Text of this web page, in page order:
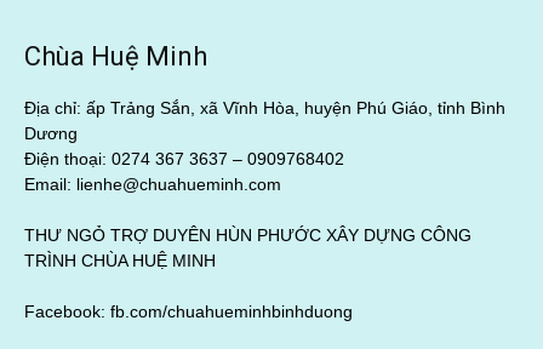
Chùa Huệ Minh
Địa chỉ: ấp Trảng Sắn, xã Vĩnh Hòa, huyện Phú Giáo, tỉnh Bình
Dương
Điện thoại: 0274 367 3637 – 0909768402
Email: lienhe@chuahueminh.com
THƯ NGỎ TRỢ DUYÊN HÙN PHƯỚC XÂY DỰNG CÔNG
TRÌNH CHÙA HUỆ MINH
Facebook: fb.com/chuahueminhbinhduong